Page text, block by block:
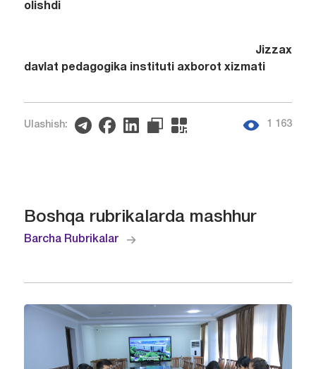
olishdi
Jizzax
davlat pedagogika instituti axborot xizmati
Ulashish: 1 163
Boshqa rubrikalarda mashhur
Barcha Rubrikalar